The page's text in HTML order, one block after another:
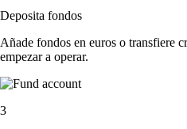
Deposita fondos
Añade fondos en euros o transfiere
empezar a operar.
3